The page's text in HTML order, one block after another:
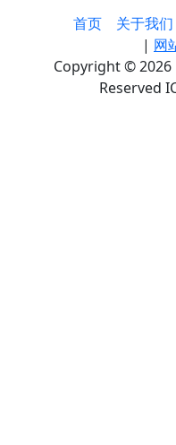
首页 关于我们
| 网
Copyright © 2026
Reserved